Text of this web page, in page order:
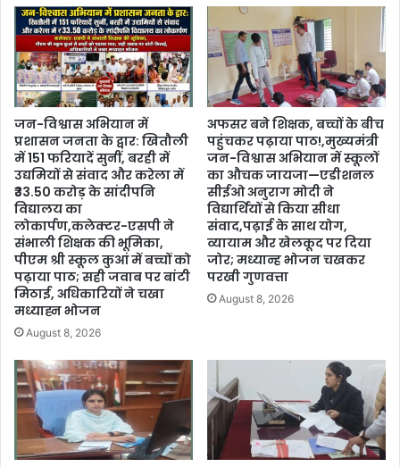
जन-विश्वास अभियान में
प्रशासन जनता के द्वार: खितौली
में 151 फरियादें सुनीं, बरही में
उद्यमियों से संवाद और करेला में
₹33.50 करोड़ के सांदीपनि
विद्यालय का
लोकार्पण,कलेक्टर-एसपी ने
संभाली शिक्षक की भूमिका,
पीएम श्री स्कूल कुआं में बच्चों को
पढ़ाया पाठ; सही जवाब पर बांटी
मिठाई, अधिकारियों ने चखा
मध्याह्न भोजन
August 8, 2026
अफसर बने शिक्षक, बच्चों के बीच
पहुंचकर पढ़ाया पाठ!,मुख्यमंत्री
जन-विश्वास अभियान में स्कूलों
का औचक जायजा—एडीशनल
सीईओ अनुराग मोदी ने
विद्यार्थियों से किया सीधा
संवाद,पढ़ाई के साथ योग,
व्यायाम और खेलकूद पर दिया
जोर; मध्यान्ह भोजन चखकर
परखी गुणवत्ता
August 8, 2026